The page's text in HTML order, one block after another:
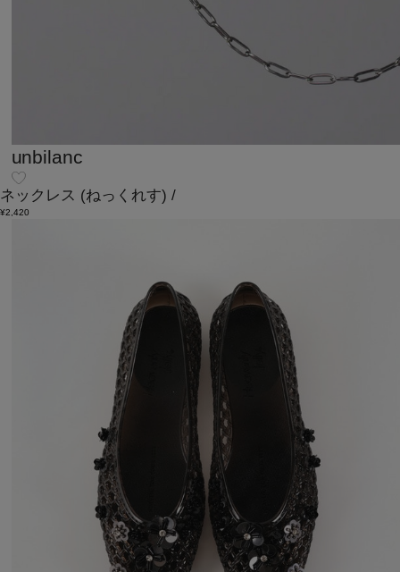
unbilanc
ネックレス (ねっくれす) /
¥2,420